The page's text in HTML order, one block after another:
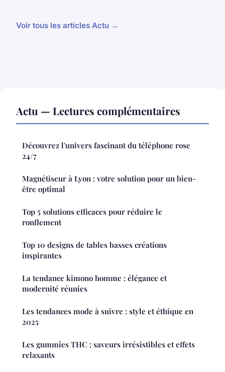
Voir tous les articles Actu →
Actu — Lectures complémentaires
Découvrez l'univers fascinant du téléphone rose
24/7
Magnétiseur à Lyon : votre solution pour un bien-
être optimal
Top 5 solutions efficaces pour réduire le
ronflement
Top 10 designs de tables basses créations
inspirantes
La tendance kimono homme : élégance et
modernité réunies
Les tendances mode à suivre : style et éthique en
2025
Les gummies THC : saveurs irrésistibles et effets
relaxants